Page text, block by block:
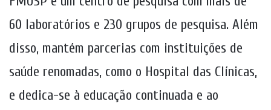
60 laboratórios e 230 grupos de pesquisa. Além
disso, mantém parcerias com instituições de
saúde renomadas, como o Hospital das Clínicas,
e dedica-se à educação continuada e ao